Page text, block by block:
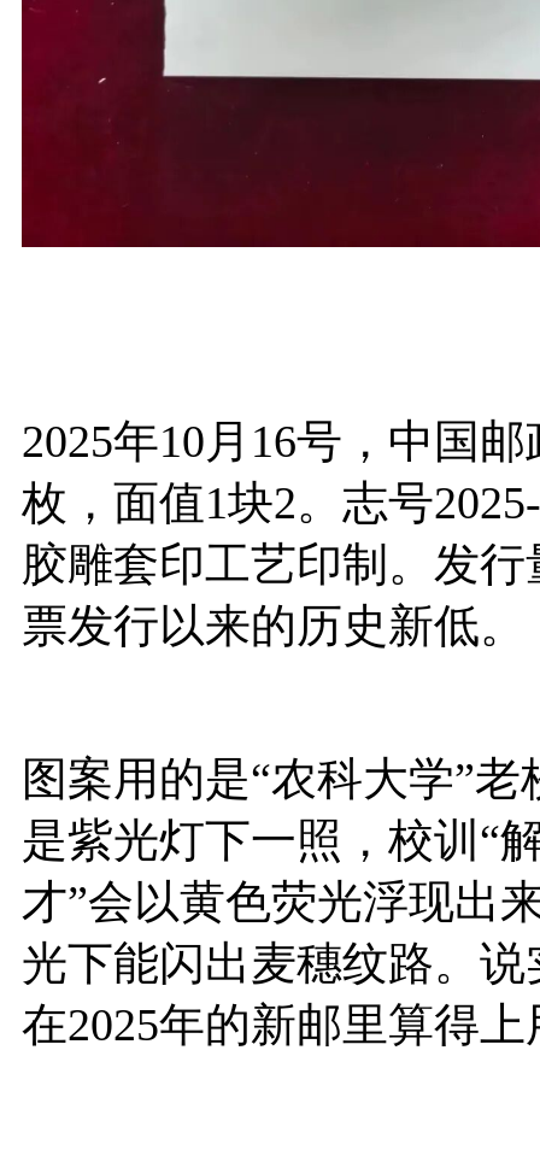
2025年10月16号，中国
枚，面值1块2。志号
胶雕套印工艺印制。发
票发行以来的历史新低。
图案用的是“农科大学”
是紫光灯下一照，校训“
才”会以黄色荧光浮现出
光下能闪出麦穗纹路。
在2025年的新邮里算得